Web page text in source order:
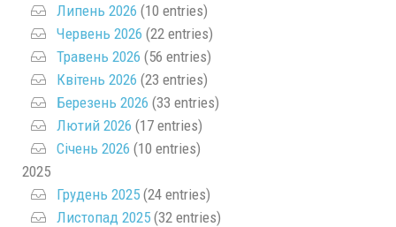
Липень 2026 (10 entries)
Червень 2026 (22 entries)
Травень 2026 (56 entries)
Квітень 2026 (23 entries)
Березень 2026 (33 entries)
Лютий 2026 (17 entries)
Січень 2026 (10 entries)
2025
Грудень 2025 (24 entries)
Листопад 2025 (32 entries)